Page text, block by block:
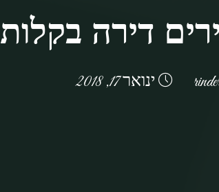
דירה בקלות
ינואר 17, 2018